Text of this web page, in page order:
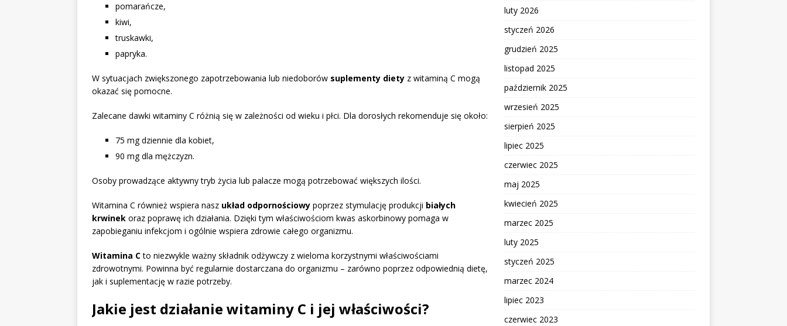
pomarańcze,
kiwi,
truskawki,
papryka.
W sytuacjach zwiększonego zapotrzebowania lub niedoborów suplementy diety z witaminą C mogą
okazać się pomocne.
Zalecane dawki witaminy C różnią się w zależności od wieku i płci. Dla dorosłych rekomenduje się około:
75 mg dziennie dla kobiet,
90 mg dla mężczyzn.
Osoby prowadzące aktywny tryb życia lub palacze mogą potrzebować większych ilości.
Witamina C również wspiera nasz układ odpornościowy poprzez stymulację produkcji białych
krwinek oraz poprawę ich działania. Dzięki tym właściwościom kwas askorbinowy pomaga w
zapobieganiu infekcjom i ogólnie wspiera zdrowie całego organizmu.
Witamina Cto niezwykle ważny składnik odżywczy z wieloma korzystnymi właściwościami
zdrowotnymi. Powinna być regularnie dostarczana do organizmu – zarówno poprzez odpowiednią dietę,
jak i suplementację w razie potrzeby.
Jakie jest działanie witaminy C i jej właściwości?
luty 2026
styczeń 2026
grudzień 2025
listopad 2025
październik 2025
wrzesień 2025
sierpień 2025
lipiec 2025
czerwiec 2025
maj 2025
kwiecień 2025
marzec 2025
luty 2025
styczeń 2025
marzec 2024
lipiec 2023
czerwiec 2023